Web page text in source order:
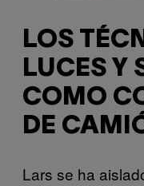
LOS
LUCES Y
COMO
DE
Lars se ha